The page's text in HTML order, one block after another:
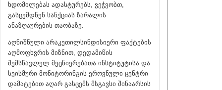
ხდომილებას ადასტურებს, ვეჭვობთ,
გასცემდნენ სანქციას ზარალის
ანაზღაურების თაობაზე.
აღნიშნული არაკეთილსინდისიერი ფაქტების
აღმოფხვრის მიზნით, დედამიწის
შემსწავლელ მეცნიერებათა ინსტიტუტისა და
სეისმური მონიტორინგის ეროვნული ცენტრი
დამატებით აღარ გასცემს მსგავსი შინაარსის